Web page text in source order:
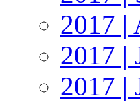
2017 |
2017 |
2017 |